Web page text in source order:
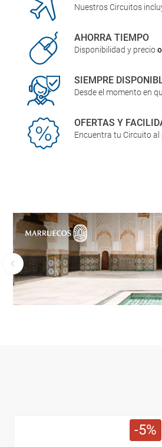
Nuestros Circuitos
AHORRA TIEMPO
Disponibilidad y precio
SIEMPRE
Desde el momento en
OFERTAS Y
Encuentra tu Circuito
5